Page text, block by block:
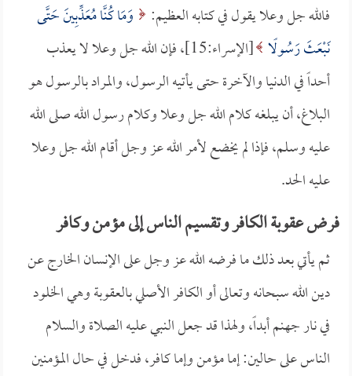
فالله جل وعلا يقول في كتابه العظيم:
وَمَا كُنَّا مُعَذِّبِينَ حَتَّى
نَبْعَثَ رَسُولًا
[الإسراء:15]، فإن الله جل وعلا لا يعذب
أحداً في الدنيا والآخرة حتى يأتيه الرسول، والمراد بالرسول هو
البلاغ، أن يبلغه كلام الله جل وعلا وكلام رسول الله صلى الله
عليه وسلم، فإذا لم يخضع لأمر الله عز وجل أقام الله جل وعلا
عليه الحد.
فرض عقوبة الكافر وتقسيم الناس إلى مؤمن وكافر
ثم يأتي بعد ذلك ما فرضه الله عز وجل على الإنسان الخارج عن
دين الله سبحانه وتعالى أو الكافر الأصلي بالعقوبة وهي الخلود
في نار جهنم أبداً، ولهذا قد جعل النبي عليه الصلاة والسلام
الناس على حالين: إما مؤمن وإما كافر، فدخل في حال المؤمنين